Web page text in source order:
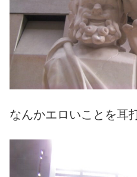
なんかエロいことを耳